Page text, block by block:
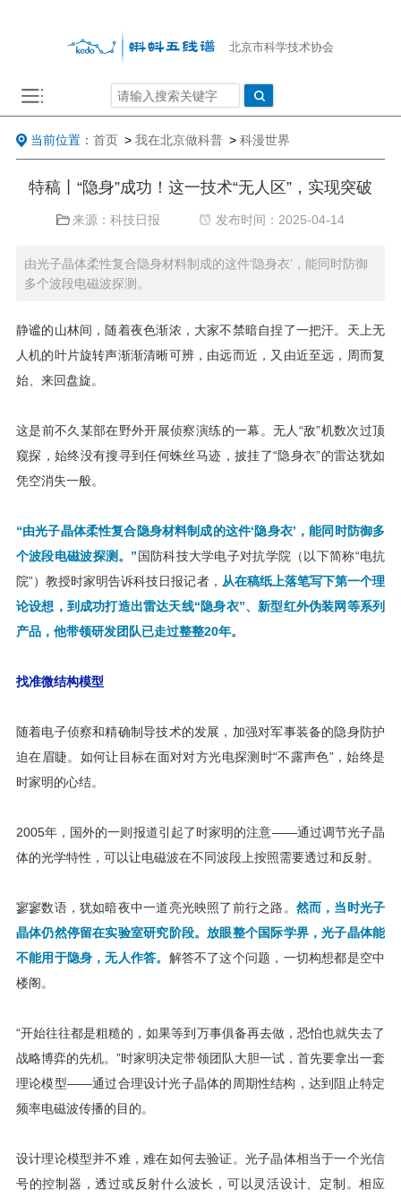
北京市科学技术协会
当前位置： 首页 > 我在北京做科普 > 科漫世界
特稿丨“隐身”成功！这一技术“无人区”，实现突破
来源：科技日报 发布时间：2025-04-14
由光子晶体柔性复合隐身材料制成的这件‘隐身衣’，能同时防御
多个波段电磁波探测。
静谧的山林间，随着夜色渐浓，大家不禁暗自捏了一把汗。天上无
人机的叶片旋转声渐渐清晰可辨，由远而近，又由近至远，周而复
始、来回盘旋。
这是前不久某部在野外开展侦察演练的一幕。无人“敌”机数次过顶
窥探，始终没有搜寻到任何蛛丝马迹，披挂了“隐身衣”的雷达犹如
凭空消失一般。
“由光子晶体柔性复合隐身材料制成的这件‘隐身衣’，能同时防御多
个波段电磁波探测。”国防科技大学电子对抗学院（以下简称“电抗
院”）教授时家明告诉科技日报记者， 从在稿纸上落笔写下第一个理
论设想，到成功打造出雷达天线“隐身衣”、 新型红外伪装网等系列
产品，他带领研发团队已走过整整20年。
找准微结构模型
随着电子侦察和精确制导技术的发展，加强对军事装备的隐身防护
迫在眉睫。如何让目标在面对对方光电探测时“不露声色”，始终是
时家明的心结。
2005年，国外的一则报道引起了时家明的注意——通过调节光子晶
体的光学特性，可以让电磁波在不同波段上按照需要透过和反射。
寥寥数语，犹如暗夜中一道亮光映照了前行之路。 然而，当时光子
晶体仍然停留在实验室研究阶段。放眼整个国际学界，光子晶体能
不能用于隐身，无人作答。 解答不了这个问题，一切构想都是空中
楼阁。
“开始往往都是粗糙的，如果等到万事俱备再去做，恐怕也就失去了
战略博弈的先机。”时家明决定带领团队大胆一试，首先要拿出一套
理论模型——通过合理设计光子晶体的周期性结构，达到阻止特定
频率电磁波传播的目的。
设计理论模型并不难，难在如何去验证。光子晶体相当于一个光信
号的控制器，透过或反射什么波长，可以灵活设计、定制。相应